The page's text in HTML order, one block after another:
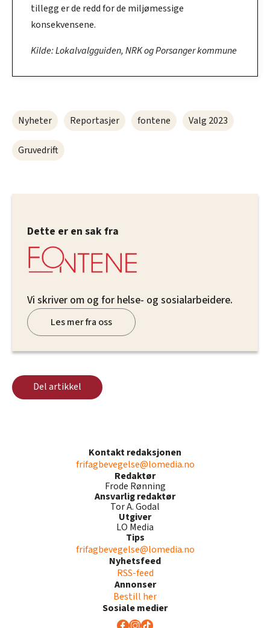
tillegg er de redd for de miljømessige
konsekvensene.
Kilde: Lokalvalgguiden, NRK og Porsanger kommune
Nyheter Reportasjer fontene Valg 2023
Gruvedrift
Dette er en sak fra
Vi skriver om og for helse- og sosialarbeidere.
Les mer fra oss
Del artikkel
Kontakt redaksjonen
frifagbevegelse@lomedia.no
Redaktør
Frode Rønning
Ansvarlig redaktør
Tor A. Godal
Utgiver
LO Media
Tips
frifagbevegelse@lomedia.no
Nyhetsfeed
RSS-feed
Annonser
Bestill her
Sosiale medier